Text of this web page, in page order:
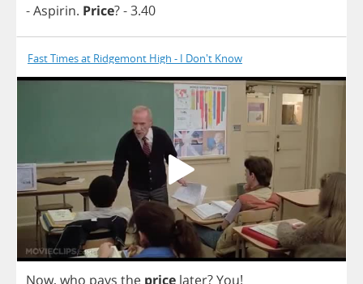
-Aspirin. Price?- 3.40
Fast Times at Ridgemont High - I Don't Know
Now, who pays the price later?You!